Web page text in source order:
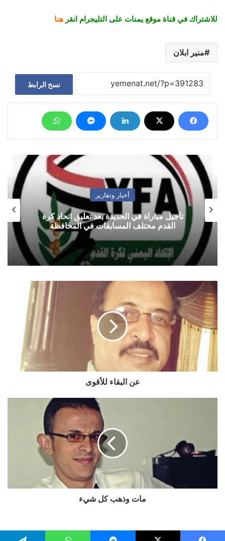
للاشتراك في قناة موقع يمنات على التليجرام انقر هنا
منير ابلان
نسخ الرابط
أخبار وتقارير
تأجيل مباراة في الحديدة بعد تعليق اتحاد كرة
القدم مختلف المسابقات في المحافظة
عن
البقاء
للأقوى
عن البقاء للأقوى
مات وذهب كل شيء